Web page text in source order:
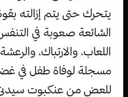
يتحرك حتى يتم إزالته
الشائعة صعوبة في
اللعاب، والارتباك،
للعض من عنكبوت سيدني